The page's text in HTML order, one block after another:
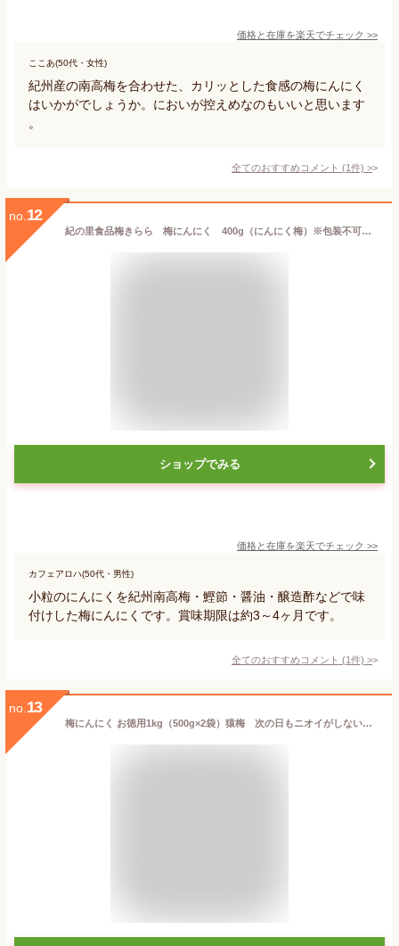
価格と在庫を楽天でチェック >>
ここあ(50代・女性)
紀州産の南高梅を合わせた、カリッとした食感の梅にんにく
はいかがでしょうか。においが控えめなのもいいと思います
。
全てのおすすめコメント (1件) >
no. 12
紀の里食品梅きらら 梅にんにく 400g（にんにく梅）※包装不可商品
ショップでみる
価格と在庫を楽天でチェック >>
カフェアロハ(50代・男性)
小粒のにんにくを紀州南高梅・鰹節・醤油・醸造酢などで味
付けした梅にんにくです。賞味期限は約3～4ヶ月です。
全てのおすすめコメント (1件) >
no. 13
梅にんにく お徳用1kg（500g×2袋）猿梅 次の日もニオイがしない無臭にんにく 紀州南高梅 国産かつお節で熟成（1個までネコポス便でお届け）